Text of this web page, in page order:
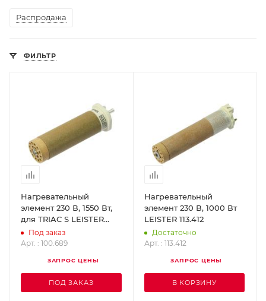
Распродажа
ФИЛЬТР
Нагревательный
элемент 230 В, 1550 Вт,
для TRIAC S LEISTER
100.689
Под заказ
Арт. : 100.689
ЗАПРОС ЦЕНЫ
ПОД ЗАКАЗ
Нагревательный
элемент 230 В, 1000 Вт
LEISTER 113.412
Достаточно
Арт. : 113.412
ЗАПРОС ЦЕНЫ
В КОРЗИНУ